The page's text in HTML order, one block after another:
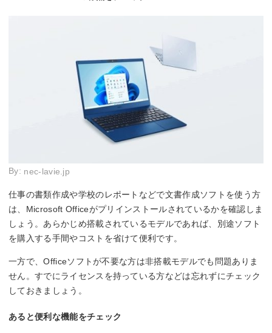
By: nec-lavie.jp
仕事の書類作成や学校のレポートなどで文書作成ソフトを使う方
は、Microsoft Officeがプリインストールされているかを確認しま
しょう。あらかじめ搭載されているモデルであれば、別途ソフト
を購入する手間やコストを省けて便利です。
一方で、Officeソフトが不要な方は非搭載モデルでも問題ありま
せん。すでにライセンスを持っている方などは忘れずにチェック
しておきましょう。
あると便利な機能をチェック